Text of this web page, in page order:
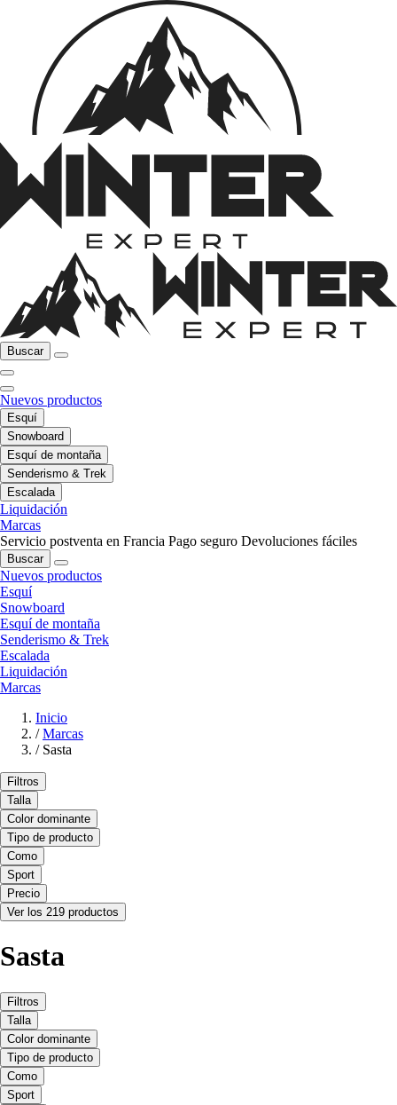
Buscar
Nuevos productos
Esquí
Snowboard
Esquí de montaña
Senderismo & Trek
Escalada
Liquidación
Marcas
Servicio postventa en Francia Pago seguro Devoluciones fáciles
Buscar
Nuevos productos
Esquí
Snowboard
Esquí de montaña
Senderismo & Trek
Escalada
Liquidación
Marcas
Inicio
/ Marcas
/ Sasta
Filtros
Talla
Color dominante
Tipo de producto
Como
Sport
Precio
Ver los 219 productos
Sasta
Filtros
Talla
Color dominante
Tipo de producto
Como
Sport